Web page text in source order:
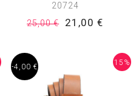
20724
25,00 €
21,00 €
15%
-4,00 €